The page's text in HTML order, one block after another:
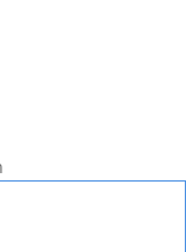
bei Wärmeservice